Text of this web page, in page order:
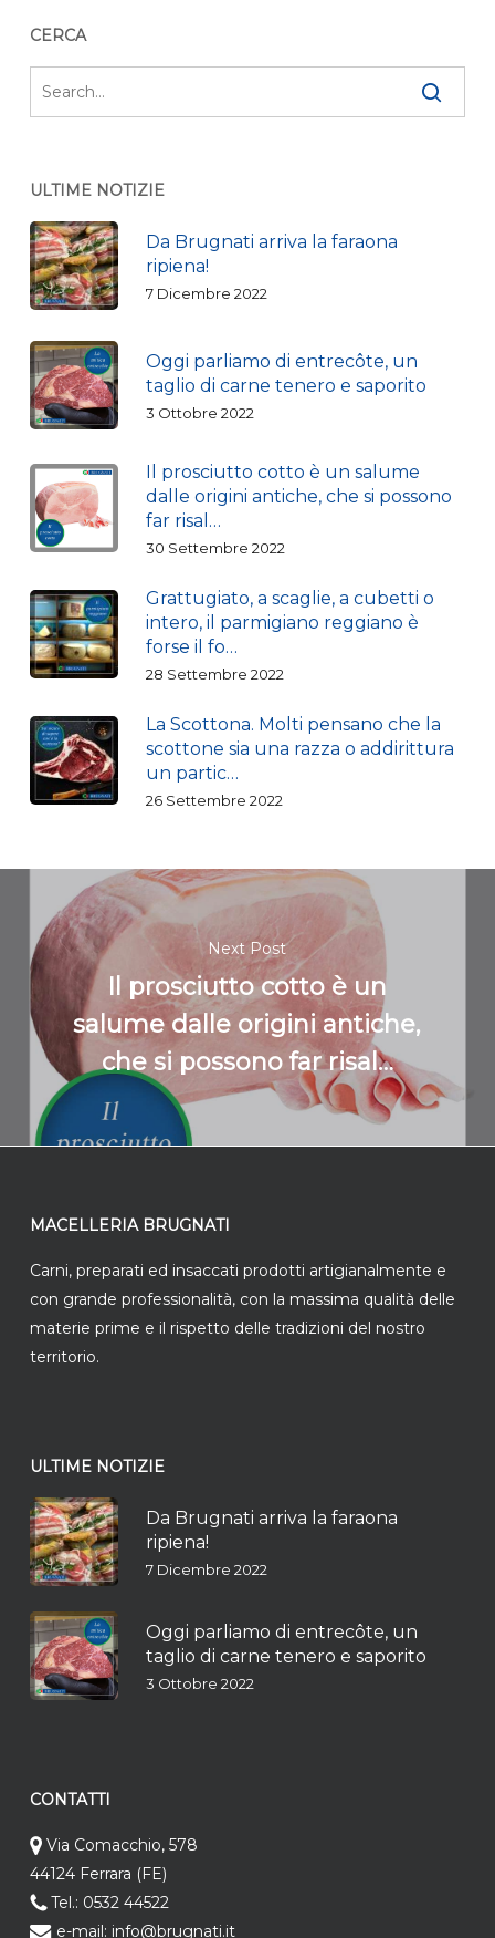
CERCA
ULTIME NOTIZIE
Da Brugnati arriva la faraona
ripiena!
7 Dicembre 2022
Oggi parliamo di entrecôte, un
taglio di carne tenero e saporito
3 Ottobre 2022
Il prosciutto cotto è un salume
dalle origini antiche, che si possono
far risal…
30 Settembre 2022
Grattugiato, a scaglie, a cubetti o
intero, il parmigiano reggiano è
forse il fo…
28 Settembre 2022
La Scottona. Molti pensano che la
scottone sia una razza o addirittura
un partic…
26 Settembre 2022
Next Post
Il prosciutto cotto è un
salume dalle origini antiche,
che si possono far risal…
MACELLERIA BRUGNATI
Carni, preparati ed insaccati prodotti artigianalmente e
con grande professionalità, con la massima qualità delle
materie prime e il rispetto delle tradizioni del nostro
territorio.
ULTIME NOTIZIE
Da Brugnati arriva la faraona
ripiena!
7 Dicembre 2022
Oggi parliamo di entrecôte, un
taglio di carne tenero e saporito
3 Ottobre 2022
CONTATTI
Via Comacchio, 578
44124 Ferrara (FE)
Tel.: 0532 44522
e-mail: info@brugnati.it